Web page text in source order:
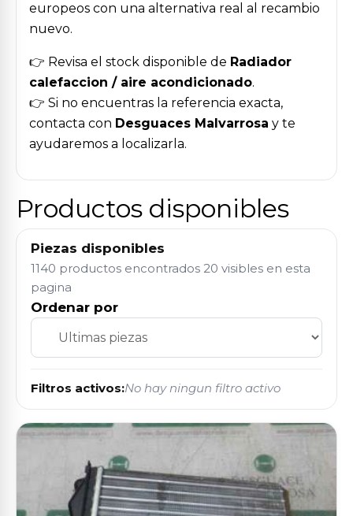
europeos con una alternativa real al recambio
nuevo.
👉 Revisa el stock disponible de Radiador
calefaccion / aire acondicionado.
👉 Si no encuentras la referencia exacta,
contacta con Desguaces Malvarrosa y te
ayudaremos a localizarla.
Productos disponibles
Piezas disponibles
1140 productos encontrados 20 visibles en esta
pagina
Ordenar por
Filtros activos:No hay ningun filtro activo